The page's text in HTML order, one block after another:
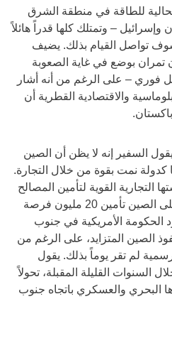
للطاقة في منطقة الشرق
وإسرائيل – وتمتلك كلها قدراً هائلاً
تواصل القيام بذلك. يضيف
تمران بوضع في غاية الصعوبة
– على الرغم من أنه أشار
والاقتصادية القطرية أن
السفير إنه لا يظن أن الصين
كدولة نمت بقوة من خلال التجارة.
التجارية القوية لتأمين المصالح
الاقتصادية وذلك لأنه يتوجب على الصين تأمين 20 مليون فرصة
الأمريكية في جنوب
الصين المتزايد، على الرغم من
لم تقر يوماً بذلك. يقول
السنوات القليلة المقبلة، تحولاً
البحري والعسكري باتجاه جنوب